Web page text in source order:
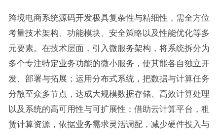
跨境电商系统源码开发极具复杂性与精细性，需全方位
考量技术架构、功能模块、安全策略以及性能优化等多
元要素。在技术层面，引入微服务架构，将系统拆分为
多个专注特定业务功能的微小服务，使其能各自独立开
发、部署与拓展；运用分布式系统，把数据与计算任务
分散至众多节点，达成大规模数据存储、高效计算处理
以及系统的高可用性与可扩展性；借助云计算平台，租
赁计算资源，依据业务需求灵活调配，减少硬件投入与